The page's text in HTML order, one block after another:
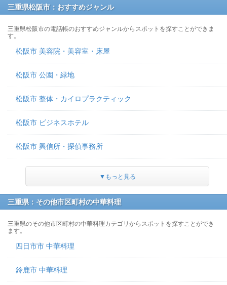
三重県松阪市：おすすめジャンル
三重県松阪市の電話帳のおすすめジャンルからスポットを探すことができま
す。
松阪市 美容院・美容室・床屋
松阪市 公園・緑地
松阪市 整体・カイロプラクティック
松阪市 ビジネスホテル
松阪市 興信所・探偵事務所
▼もっと見る
三重県：その他市区町村の中華料理
三重県のその他市区町村の中華料理カテゴリからスポットを探すことができ
ます。
四日市市 中華料理
鈴鹿市 中華料理